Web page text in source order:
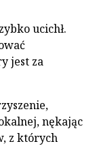
ucichł.
jest za
nękając
z których